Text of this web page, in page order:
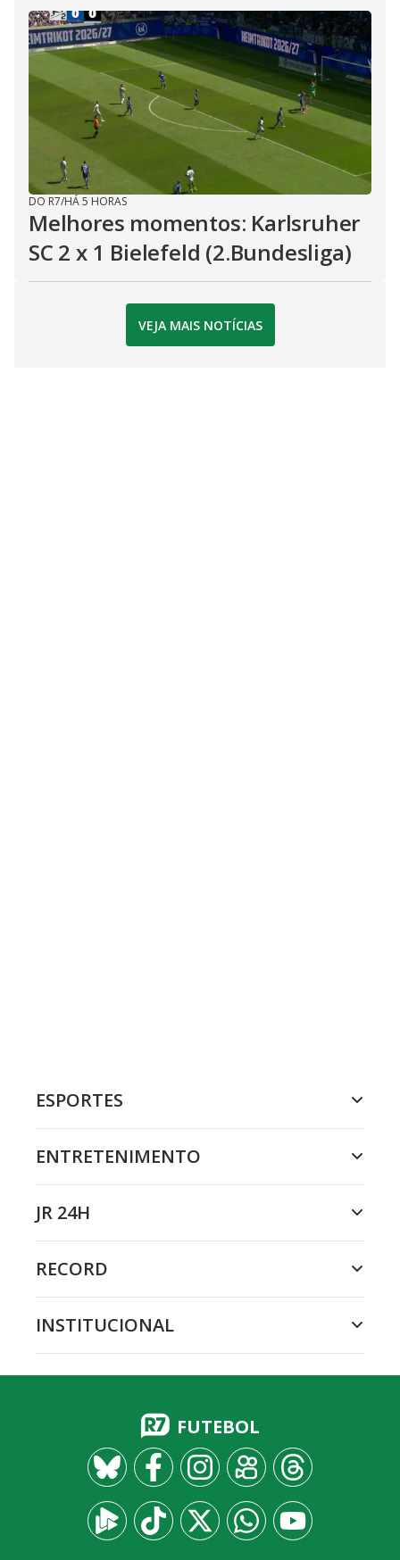
DO R7/HÁ 5 HORAS
Melhores momentos: Karlsruher
SC 2 x 1 Bielefeld (2.Bundesliga)
VEJA MAIS NOTÍCIAS
ESPORTES
ENTRETENIMENTO
JR 24H
RECORD
INSTITUCIONAL
FUTEBOL